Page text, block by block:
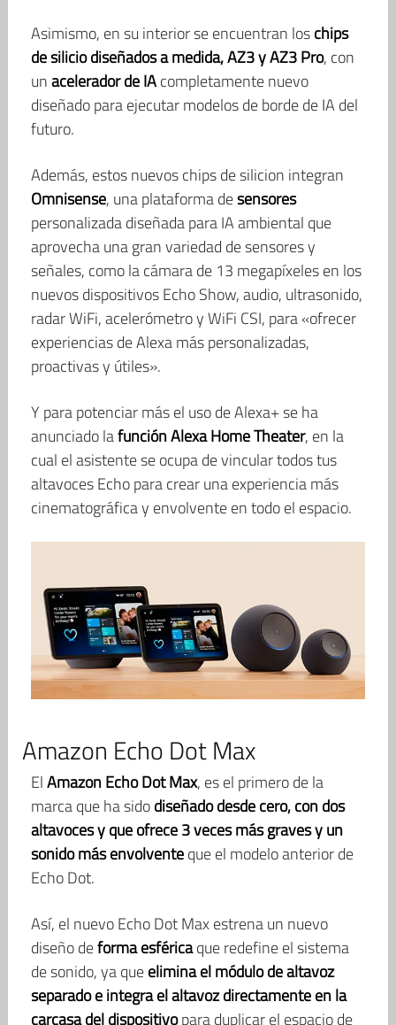
Asimismo, en su interior se encuentran loschips
de silicio diseñados a medida, AZ3 y AZ3 Pro, con
unacelerador de IAcompletamente nuevo
diseñado para ejecutar modelos de borde de IA del
futuro.
Además, estos nuevos chips de silicion integran
Omnisense, una plataforma desensores
personalizada diseñada para IA ambiental que
aprovecha una gran variedad de sensores y
señales, como la cámara de 13 megapíxeles en los
nuevos dispositivos Echo Show, audio, ultrasonido,
radar WiFi, acelerómetro y WiFi CSI, para «ofrecer
experiencias de Alexa más personalizadas,
proactivas y útiles».
Y para potenciar más el uso de Alexa+ se ha
anunciado lafunción Alexa Home Theater, en la
cual el asistente se ocupa de vincular todos tus
altavoces Echo para crear una experiencia más
cinematográfica y envolvente en todo el espacio.
Amazon Echo Dot Max
ElAmazon Echo Dot Max, es el primero de la
marca que ha sidodiseñado desde cero, con dos
altavoces y que ofrece 3 veces más graves y un
sonido más envolventeque el modelo anterior de
Echo Dot.
Así, el nuevo Echo Dot Max estrena un nuevo
diseño deforma esféricaque redefine el sistema
de sonido, ya queelimina el módulo de altavoz
separado e integra el altavoz directamente en la
carcasa del dispositivopara duplicar el espacio de